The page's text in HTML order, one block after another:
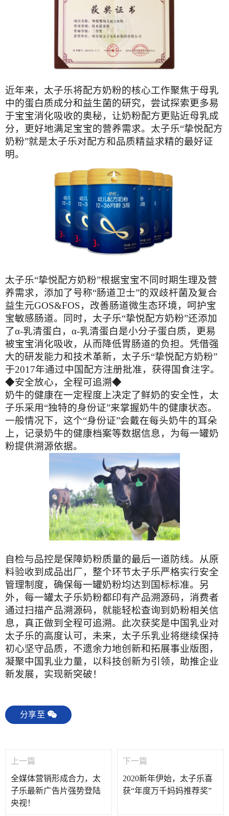
近年来，太子乐将配方奶粉的核心工作聚焦于母乳
中的蛋白质成分和益生菌的研究，尝试探索更多易
于宝宝消化吸收的奥秘，让奶粉配方更贴近母乳成
分，更好地满足宝宝的营养需求。太子乐“挚悦配方
奶粉”就是太子乐对配方和品质精益求精的最好证
明。
太子乐“挚悦配方奶粉”根据宝宝不同时期生理及营
养需求，添加了号称“肠道卫士”的双歧杆菌及复合
益生元GOS&FOS，改善肠道微生态环境，呵护宝
宝敏感肠道。同时，太子乐“挚悦配方奶粉”还添加
了α-乳清蛋白，α-乳清蛋白是小分子蛋白质，更易
被宝宝消化吸收，从而降低胃肠道的负担。凭借强
大的研发能力和技术革新，太子乐“挚悦配方奶粉”
于2017年通过中国配方注册批准，获得国食注字。
◆安全放心，全程可追溯◆
奶牛的健康在一定程度上决定了鲜奶的安全性，太
子乐采用“独特的身份证”来掌握奶牛的健康状态。
一般情况下，这个“身份证”会戴在每头奶牛的耳朵
上，记录奶牛的健康档案等数据信息，为每一罐奶
粉提供溯源依据。
自检与品控是保障奶粉质量的最后一道防线。从原
料验收到成品出厂，整个环节太子乐严格实行安全
管理制度，确保每一罐奶粉均达到国标标准。另
外，每一罐太子乐奶粉都印有产品溯源码，消费者
通过扫描产品溯源码，就能轻松查询到奶粉相关信
息，真正做到全程可追溯。此次获奖是中国乳业对
太子乐的高度认可，未来，太子乐乳业将继续保持
初心坚守品质，不遗余力地创新和拓展事业版图，
凝聚中国乳业力量，以科技创新为引领，助推企业
新发展，实现新突破！
分享至
上一篇
全媒体营销形成合力，太
子乐最新广告片强势登陆
央视！
下一篇
2020新年伊始，太子乐喜
获“年度万千妈妈推荐奖”